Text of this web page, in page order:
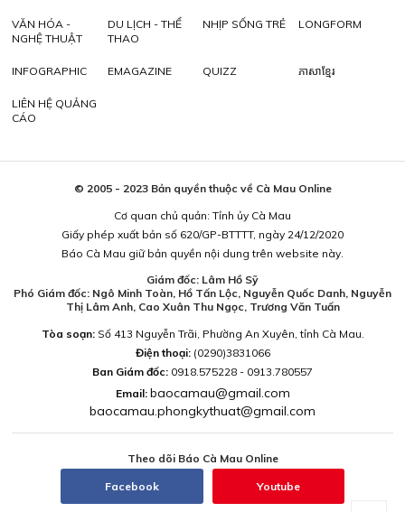
VĂN HÓA -
NGHỆ THUẬT
DU LỊCH - THỂ
THAO
NHỊP SỐNG TRẺ LONGFORM
INFOGRAPHIC EMAGAZINE QUIZZ ភាសាខ្មែរ
LIÊN HỆ QUẢNG
CÁO
© 2005 - 2023 Bản quyền thuộc về Cà Mau Online
Cơ quan chủ quản: Tỉnh ủy Cà Mau
Giấy phép xuất bản số 620/GP-BTTTT, ngày 24/12/2020
Báo Cà Mau giữ bản quyền nội dung trên website này.
Giám đốc: Lâm Hồ Sỹ
Phó Giám đốc: Ngô Minh Toàn, Hồ Tấn Lộc, Nguyễn Quốc Danh, Nguyễn
Thị Lâm Anh, Cao Xuân Thu Ngọc, Trương Văn Tuấn
Tòa soạn:Số 413 Nguyễn Trãi, Phường An Xuyên, tỉnh Cà Mau.
Điện thoại: (0290)3831066
Ban Giám đốc: 0918.575228 - 0913.780557
Email: baocamau@gmail.com
baocamau.phongkythuat@gmail.com
Theo dõi Báo Cà Mau Online
Facebook Youtube